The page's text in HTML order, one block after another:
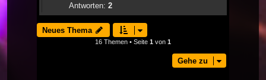
Antworten: 2
Neues Thema
16 Themen • Seite 1 von 1
Gehe zu